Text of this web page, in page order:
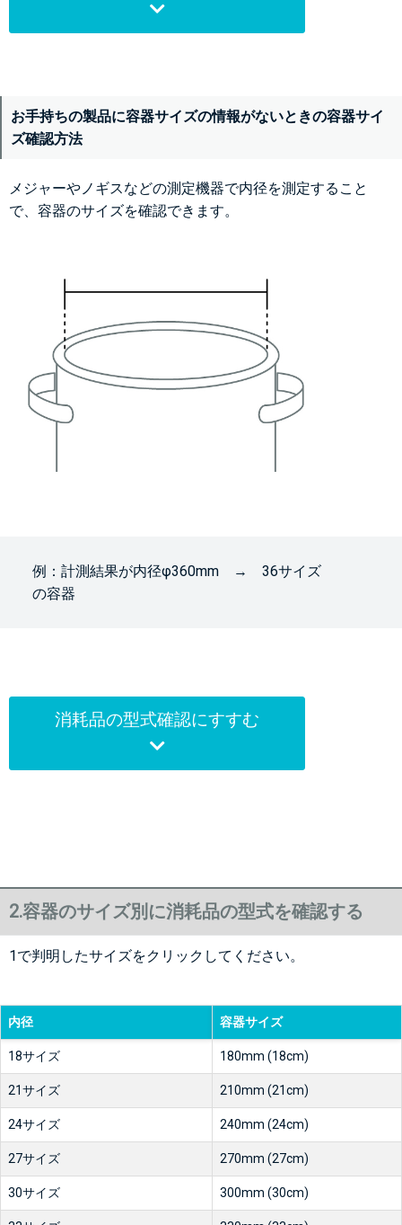
お手持ちの製品に容器サイズの情報がないときの容器サイ
ズ確認方法
メジャーやノギスなどの測定機器で内径を測定すること
で、容器のサイズを確認できます。
例：計測結果が内径φ360mm → 36サイズ
の容器
消耗品の型式確認にすすむ
2.容器のサイズ別に消耗品の型式を確認する
1で判明したサイズをクリックしてください。
内径 容器サイズ
18サイズ 180mm (18cm)
21サイズ 210mm (21cm)
24サイズ 240mm (24cm)
27サイズ 270mm (27cm)
30サイズ 300mm (30cm)